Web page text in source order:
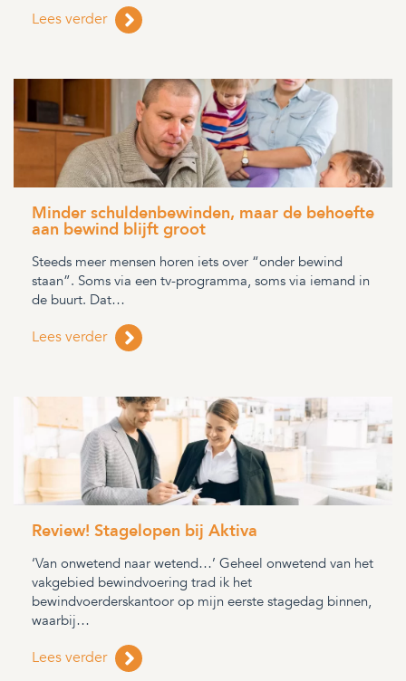
Lees verder
Minder schuldenbewinden, maar de behoefte
aan bewind blijft groot
Steeds meer mensen horen iets over “onder bewind
staan”. Soms via een tv-programma, soms via iemand in
de buurt. Dat…
Lees verder
Review! Stagelopen bij Aktiva
‘Van onwetend naar wetend…’ Geheel onwetend van het
vakgebied bewindvoering trad ik het
bewindvoerderskantoor op mijn eerste stagedag binnen,
waarbij…
Lees verder